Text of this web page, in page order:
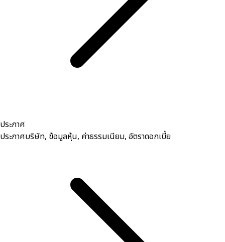
ประกาศ
ประกาศบริษัท, ข้อมูลหุ้น, ค่าธรรมเนียม, อัตราดอกเบี้ย